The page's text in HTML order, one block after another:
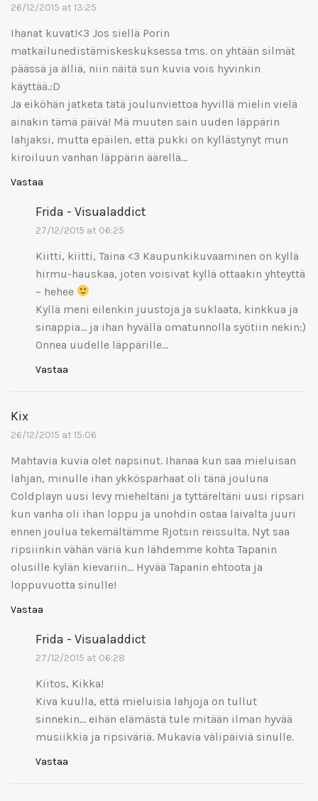
26/12/2015 at 13:25
Ihanat kuvat!<3 Jos siellä Porin
matkailunedistämiskeskuksessa tms. on yhtään silmät
päässä ja älliä, niin näitä sun kuvia vois hyvinkin
käyttää.:D
Ja eiköhän jatketa tätä joulunviettoa hyvillä mielin vielä
ainakin tämä päivä! Mä muuten sain uuden läppärin
lahjaksi, mutta epäilen, että pukki on kyllästynyt mun
kiroiluun vanhan läppärin äärellä…
Vastaa
Frida - Visualaddict
27/12/2015 at 06:25
Kiitti, kiitti, Taina <3 Kaupunkikuvaaminen on kyllä
hirmu-hauskaa, joten voisivat kyllä ottaakin yhteyttä
– hehee
Kyllä meni eilenkin juustoja ja suklaata, kinkkua ja
sinappia… ja ihan hyvällä omatunnolla syötiin nekin:)
Onnea uudelle läppärille…
Vastaa
Kix
26/12/2015 at 15:06
Mahtavia kuvia olet napsinut. Ihanaa kun saa mieluisan
lahjan, minulle ihan ykkösparhaat oli tänä jouluna
Coldplayn uusi levy mieheltäni ja tyttäreltäni uusi ripsari
kun vanha oli ihan loppu ja unohdin ostaa laivalta juuri
ennen joulua tekemältämme Rjotsin reissulta. Nyt saa
ripsiinkin vähän väriä kun lähdemme kohta Tapanin
olusille kylän kievariin… Hyvää Tapanin ehtoota ja
loppuvuotta sinulle!
Vastaa
Frida - Visualaddict
27/12/2015 at 06:28
Kiitos, Kikka!
Kiva kuulla, että mieluisia lahjoja on tullut
sinnekin… eihän elämästä tule mitään ilman hyvää
musiikkia ja ripsiväriä. Mukavia välipäiviä sinulle.
Vastaa